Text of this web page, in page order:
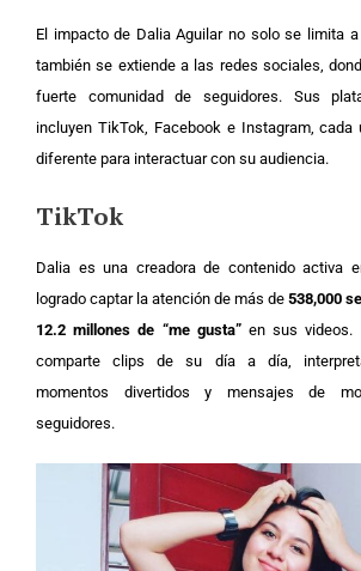
El impacto de Dalia Aguilar no solo se limita
también se extiende a las redes sociales,
fuerte comunidad de seguidores. Sus
incluyen TikTok, Facebook e Instagram,
diferente para interactuar con su audiencia.
TikTok
Dalia es una creadora de contenido activa
logrado captar la atención de más de 538,000
12.2 millones de “me gusta”en sus videos.
comparte clips de su día a día,
momentos divertidos y mensajes de
seguidores.